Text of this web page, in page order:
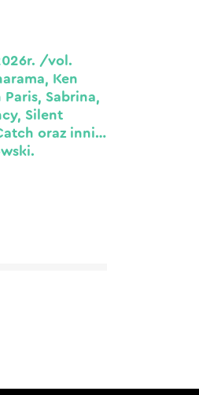
/vol.
Ken
Paris, Sabrina,
Silent
oraz inni…